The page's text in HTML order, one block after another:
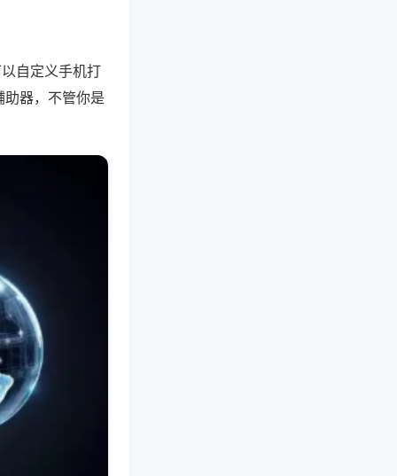
自定义手机打
器，不管你是